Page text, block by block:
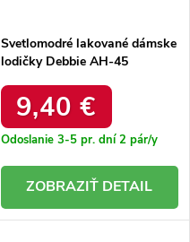
Svetlomodré lakované dámske
lodičky Debbie AH-45
9,40 €
Odoslanie 3-5 pr. dní2 pár/y
DETAIL